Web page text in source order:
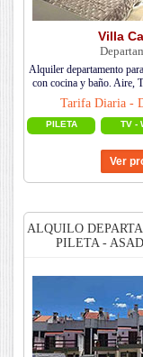
Villa
Alquiler departamento
con cocina y baño. Aire,
Tarifa Diaria -
PILETA TV -
ALQUILO
PILETA -